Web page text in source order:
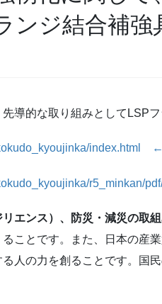
ンジ結合補強
導的な取り組みとしてLSP
index.html
r5_minkan/
エンス）、防災・減災の取
ことです。また、日本の産
人の力を創ることです。国